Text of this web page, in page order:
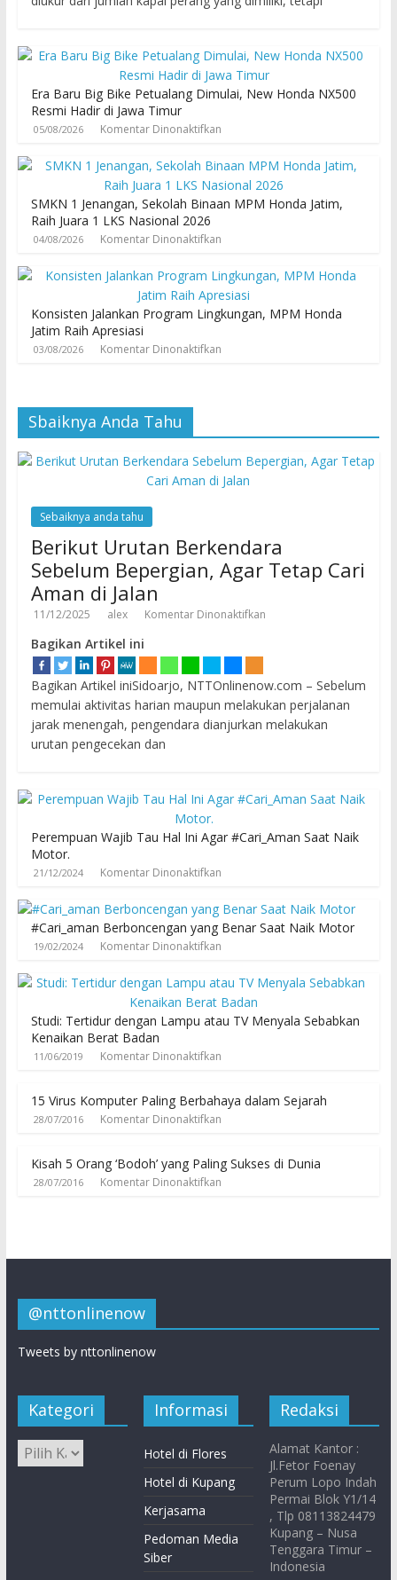
Era Baru Big Bike Petualang Dimulai, New Honda NX500
Resmi Hadir di Jawa Timur
05/08/2026 Komentar Dinonaktifkan
SMKN 1 Jenangan, Sekolah Binaan MPM Honda Jatim,
Raih Juara 1 LKS Nasional 2026
04/08/2026 Komentar Dinonaktifkan
Konsisten Jalankan Program Lingkungan, MPM Honda
Jatim Raih Apresiasi
03/08/2026 Komentar Dinonaktifkan
Sbaiknya Anda Tahu
Sebaiknya anda tahu
Berikut Urutan Berkendara
Sebelum Bepergian, Agar Tetap Cari
Aman di Jalan
11/12/2025 alex Komentar Dinonaktifkan
Bagikan Artikel ini
Bagikan Artikel iniSidoarjo, NTTOnlinenow.com – Sebelum
memulai aktivitas harian maupun melakukan perjalanan
jarak menengah, pengendara dianjurkan melakukan
urutan pengecekan dan
Perempuan Wajib Tau Hal Ini Agar #Cari_Aman Saat Naik
Motor.
21/12/2024 Komentar Dinonaktifkan
#Cari_aman Berboncengan yang Benar Saat Naik Motor
19/02/2024 Komentar Dinonaktifkan
Studi: Tertidur dengan Lampu atau TV Menyala Sebabkan
Kenaikan Berat Badan
11/06/2019 Komentar Dinonaktifkan
15 Virus Komputer Paling Berbahaya dalam Sejarah
28/07/2016 Komentar Dinonaktifkan
Kisah 5 Orang ‘Bodoh’ yang Paling Sukses di Dunia
28/07/2016 Komentar Dinonaktifkan
@nttonlinenow
Tweets by nttonlinenow
Kategori Informasi
Hotel di Flores
Hotel di Kupang
Kerjasama
Pedoman Media
Siber
Redaksi
Alamat Kantor :
Jl.Fetor Foenay
Perum Lopo Indah
Permai Blok Y1/14
, Tlp 08113824479
Kupang – Nusa
Tenggara Timur –
Indonesia